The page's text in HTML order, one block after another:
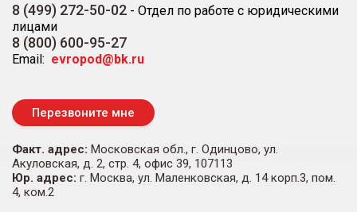
8 (499) 272-50-02 - Отдел по работе с юридическими
лицами
8 (800) 600-95-27
Email: evropod@bk.ru
Перезвоните мне
Факт. адрес: Московская обл., г. Одинцово, ул.
Акуловская, д. 2, стр. 4, офис 39, 107113
Юр. адрес: г. Москва, ул. Маленковская, д. 14 корп.3, пом.
4, ком.2